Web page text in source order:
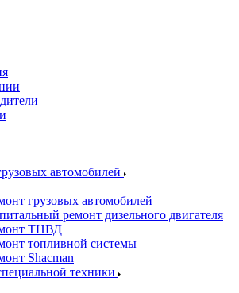
автомобилей
грузовых автомобилей
ремонт дизельного двигателя
ТНВД
топливной системы
Shacman
техники